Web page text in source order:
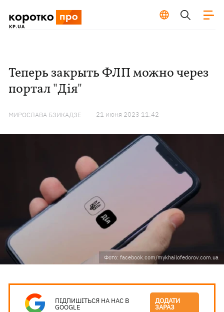
Теперь закрыть ФЛП можно через
портал "Дія"
МИРОСЛАВА БЗИКАДЗЕ 21 июня 2023 11:42
Фото: facebook.com/mykhailofedorov.com.ua
ПІДПИШІТЬСЯ НА НАС В
GOOGLE
ДОДАТИ
ЗАРАЗ